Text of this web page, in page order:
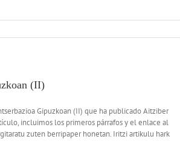
(II)
Gipuzkoan (II) que ha publicado Aitziber
incluimos los primeros párrafos y el enlace al
zuten berripaper honetan. Iritzi artikulu hark